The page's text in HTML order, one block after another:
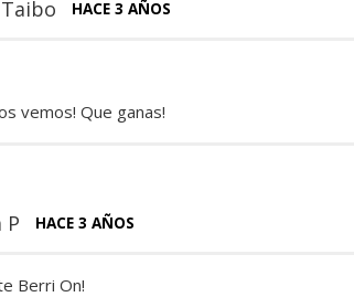
HACE 3 AÑOS
vemos! Que ganas!
P HACE 3 AÑOS
Berri On!